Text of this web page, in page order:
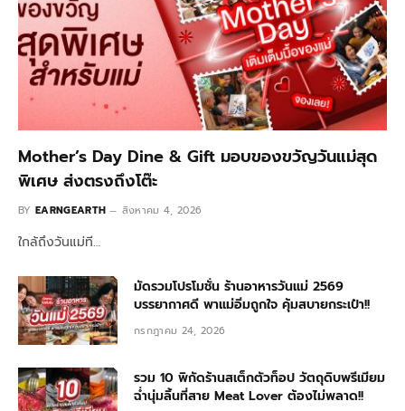
Mother’s Day Dine & Gift มอบของขวัญวันแม่สุด
พิเศษ ส่งตรงถึงโต๊ะ
BY EARNGEARTH สิงหาคม 4, 2026
ใกล้ถึงวันแม่ที…
มัดรวมโปรโมชั่น ร้านอาหารวันแม่ 2569
บรรยากาศดี พาแม่อิ่มถูกใจ คุ้มสบายกระเป๋า!!
กรกฎาคม 24, 2026
รวม 10 พิกัดร้านสเต็กตัวท็อป วัตถุดิบพรีเมียม
ฉ่ำนุ่มลิ้นที่สาย Meat Lover ต้องไม่พลาด!!